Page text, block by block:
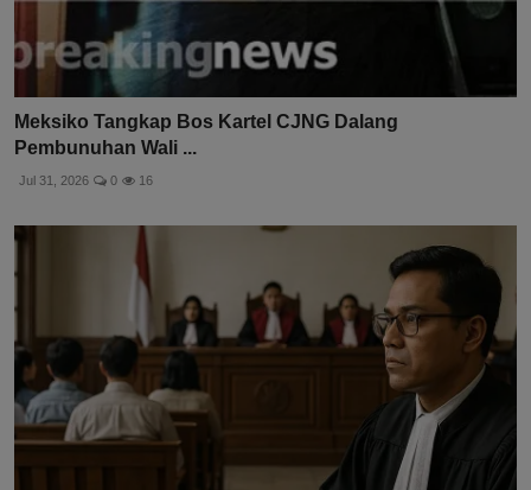
Meksiko Tangkap Bos Kartel CJNG Dalang
Pembunuhan Wali ...
Jul 31, 2026 0 16